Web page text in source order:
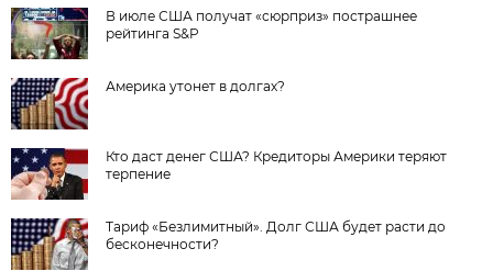
В июле США получат «сюрприз» пострашнее
рейтинга S&P
Америка утонет в долгах?
Кто даст денег США? Кредиторы Америки теряют
терпение
Тариф «Безлимитный». Долг США будет расти до
бесконечности?